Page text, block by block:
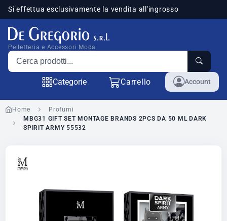
Si effettua esclusivamente la vendita all'ingrosso
Pelletteria e Accessori Moda
Cerca prodotti
Categorie Carrello Account
Home
Profumi
MBG31 GIFT SET MONTAGE BRANDS 2PCS DA 50 ML DARK
SPIRIT ARMY 55532